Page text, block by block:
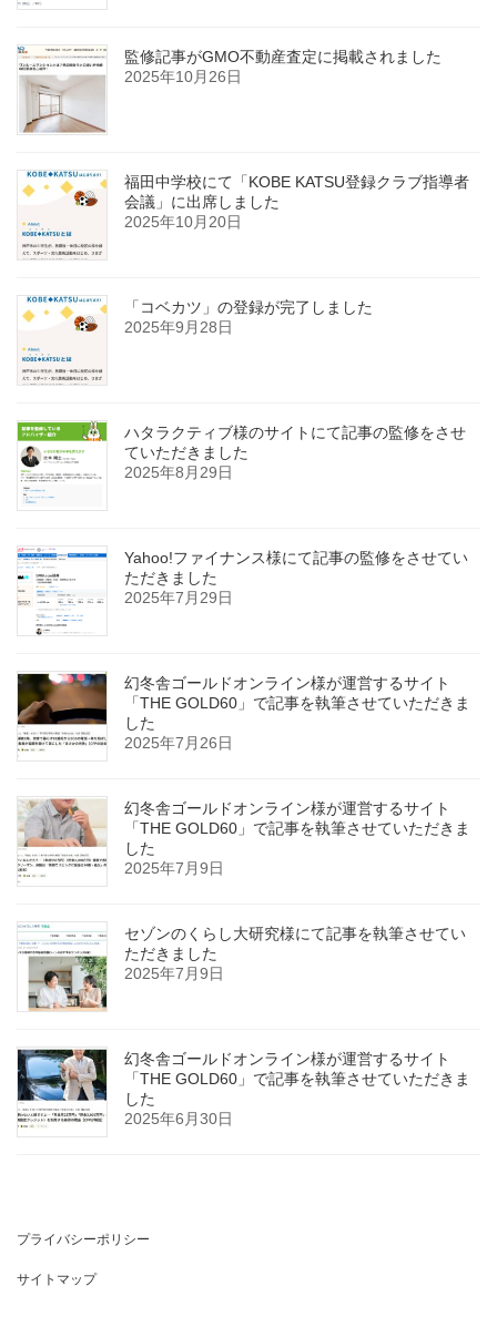
監修記事がGMO不動産査定に掲載されました
2025年10月26日
福田中学校にて「KOBE KATSU登録クラブ指導者
会議」に出席しました
2025年10月20日
「コベカツ」の登録が完了しました
2025年9月28日
ハタラクティブ様のサイトにて記事の監修をさせ
ていただきました
2025年8月29日
Yahoo!ファイナンス様にて記事の監修をさせてい
ただきました
2025年7月29日
幻冬舎ゴールドオンライン様が運営するサイト
「THE GOLD60」で記事を執筆させていただきま
した
2025年7月26日
幻冬舎ゴールドオンライン様が運営するサイト
「THE GOLD60」で記事を執筆させていただきま
した
2025年7月9日
セゾンのくらし大研究様にて記事を執筆させてい
ただきました
2025年7月9日
幻冬舎ゴールドオンライン様が運営するサイト
「THE GOLD60」で記事を執筆させていただきま
した
2025年6月30日
プライバシーポリシー
サイトマップ